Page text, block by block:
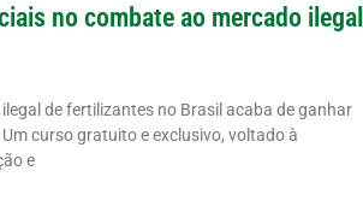
no combate ao mercado ilegal
de fertilizantes no Brasil acaba de ganhar
curso gratuito e exclusivo, voltado à
e